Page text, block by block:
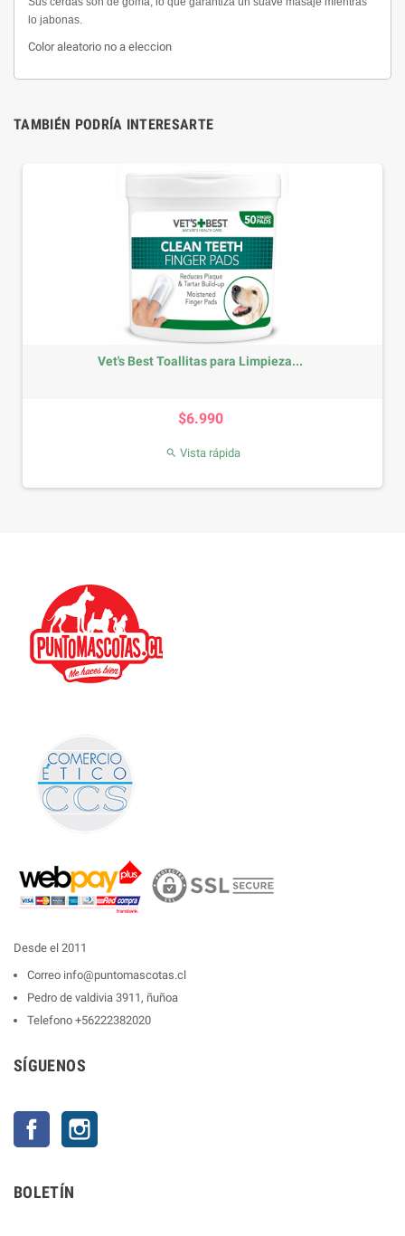
lo jabonas.
Color aleatorio no a eleccion
TAMBIÉN PODRÍA INTERESARTE
Vet's Best Toallitas para Limpieza...
$6.990
 Vista rápida
Desde el 2011
Correo info@puntomascotas.cl
Pedro de valdivia 3911, ñuñoa
Telefono +56222382020
SÍGUENOS
Facebook
BOLETÍN